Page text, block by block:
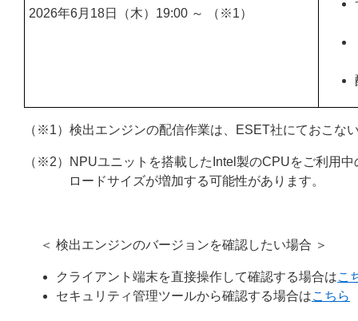
2026年6月18日（木）19:00 ～ （※1）
（※1）検出エンジンの配信作業は、ESET社にておこな
（※2）NPUユニットを搭載したIntel製のCPUをご利用
ロードサイズが増加する可能性があります。
＜ 検出エンジンのバージョンを確認したい場合 ＞
クライアント端末を直接操作して確認する場合はこ
セキュリティ管理ツールから確認する場合はこちら